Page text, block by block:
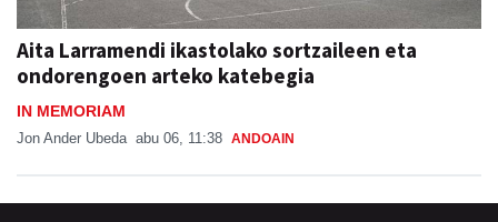
Aita Larramendi ikastolako sortzaileen eta
ondorengoen arteko katebegia
IN MEMORIAM
Jon Ander Ubeda abu 06, 11:38 ANDOAIN